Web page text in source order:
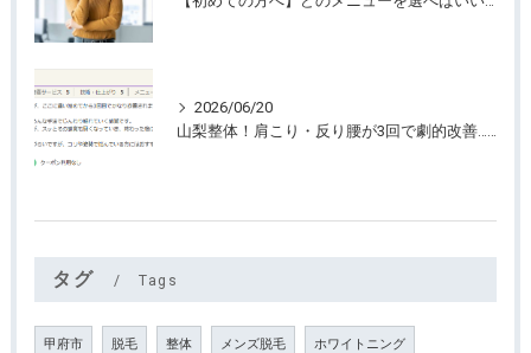
2026/06/20
タグ Tags
甲府市 脱毛 整体 メンズ脱毛 ホワイトニング